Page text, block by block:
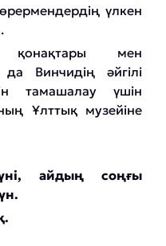
үлкен
қонақтары мен
Винчидің әйгілі
тамашалау үшін
Ұлттық музейіне
айдың соңғы